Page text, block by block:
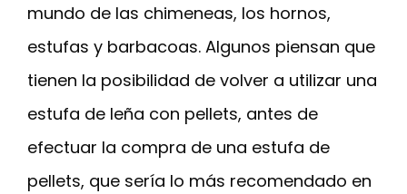
mundo de las chimeneas, los hornos,
estufas y barbacoas. Algunos piensan que
tienen la posibilidad de volver a utilizar una
estufa de leña con pellets, antes de
efectuar la compra de una estufa de
pellets, que sería lo más recomendado en